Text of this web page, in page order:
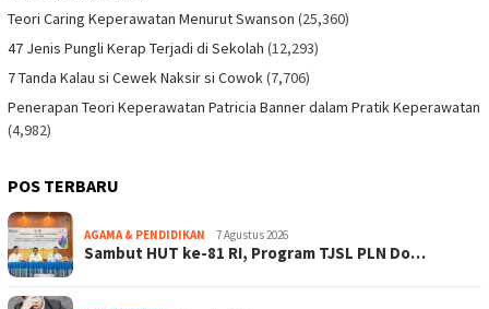
Teori Caring Keperawatan Menurut Swanson (25,360)
47 Jenis Pungli Kerap Terjadi di Sekolah (12,293)
7 Tanda Kalau si Cewek Naksir si Cowok(7,706)
Penerapan Teori Keperawatan Patricia Banner dalam Pratik Keperawatan
(4,982)
POS TERBARU
AGAMA & PENDIDIKAN 7 Agustus 2026
Sambut HUT ke-81 RI, Program TJSL PLN Do…